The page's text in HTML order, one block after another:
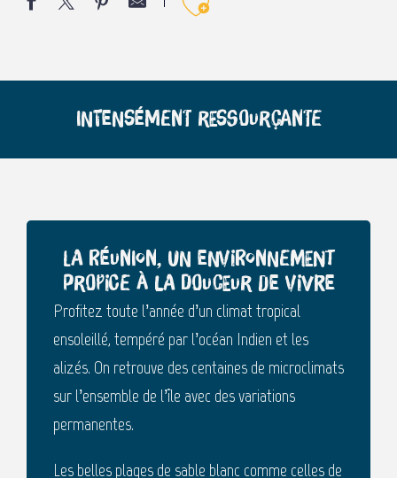
Intensément ressourçante
La Réunion, un environnement
propice à la douceur de vivre
Profitez toute l’année d’un climat tropical
ensoleillé, tempéré par l’océan Indien et les
alizés. On retrouve des centaines de microclimats
sur l’ensemble de l’île avec des variations
permanentes.
Les belles plages de sable blanc comme celles de